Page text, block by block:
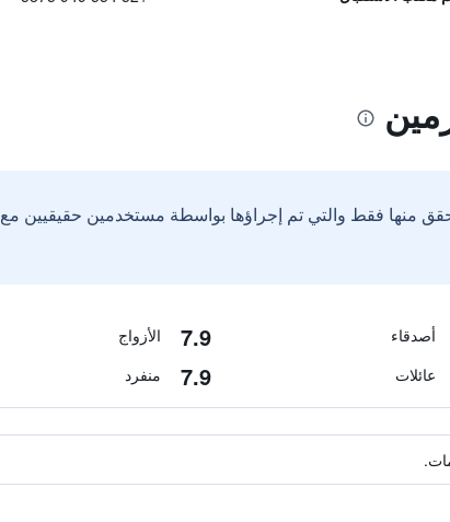
منها فقط والتي تم إجراؤها بواسطة مستخدمين حقيقيين مع
أصدقاء 7.9 الأزواج
عائلات 7.9 منفرد